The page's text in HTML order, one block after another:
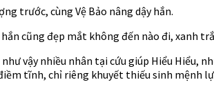
trước, cùng Vệ Bảo nâng dậy hắn.
cũng đẹp mắt không đến nào đi, xanh
vậy nhiều nhân tại cứu giúp Hiểu Hiểu,
tĩnh, chỉ riêng khuyết thiếu sinh mệnh